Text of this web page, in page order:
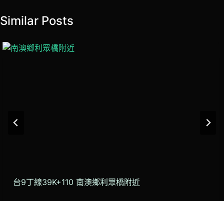
Similar Posts
台9丁線39K+110 南澳鄉利眾橋附近